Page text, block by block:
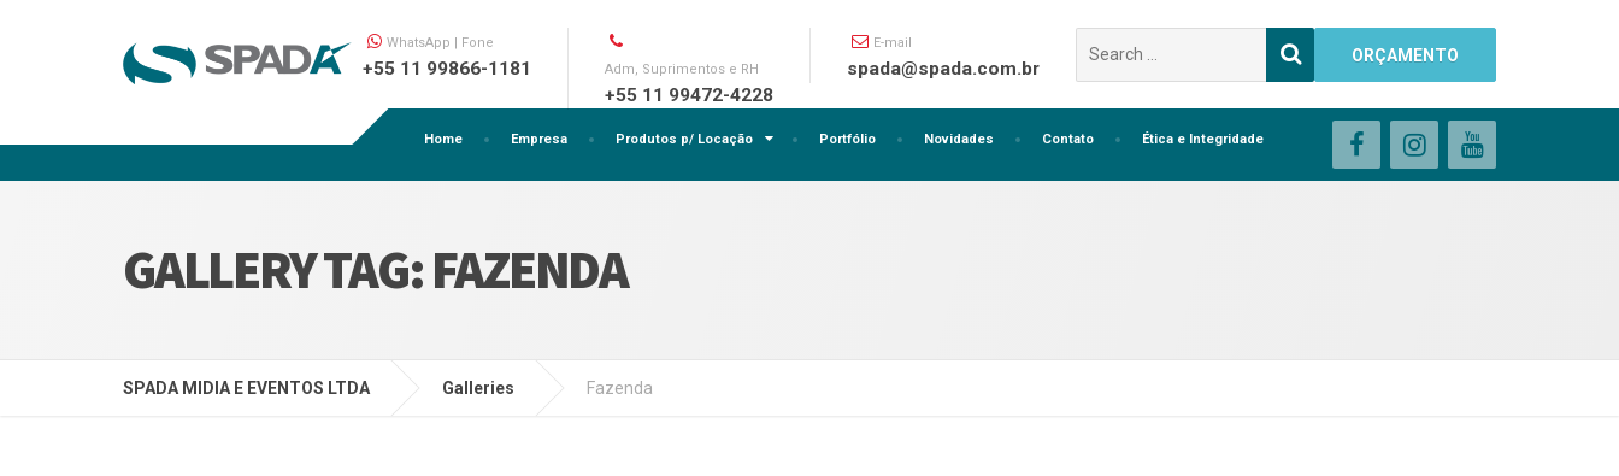
Home Empresa Produtos p/ Locação Portfólio Novidades Contato Ética e Integridade
WhatsApp | Fone
+55 11 99866-1181 Adm, Suprimentos e RH
+55 11 99472-4228
E-mail
spada@spada.com.br
por:
ORÇAMENTO
GALLERY TAG:FAZENDA
SPADA MIDIA E EVENTOS LTDA Galleries Fazenda